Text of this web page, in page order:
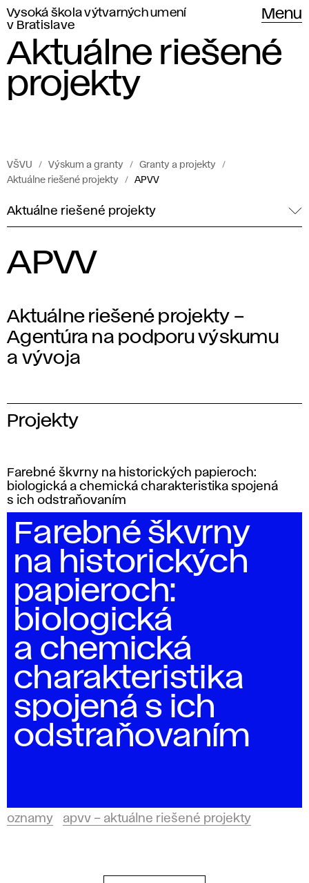
Vysoká škola výtvarných umení
v Bratislave
Menu
Aktuálne riešené
projekty
VŠVU Výskum a granty
Granty a projekty
Aktuálne riešené projekty
APVV
Aktuálne riešené projekty
APVV
Aktuálne riešené projekty –
Agentúra na podporu výskumu
a vývoja
Projekty
Farebné škvrny na historických papieroch:
biologická a chemická charakteristika spojená
s ich odstraňovaním
Farebné škvrny
na historických
papieroch:
biologická
a chemická
charakteristika
spojená s ich
odstraňovaním
oznamy apvv – aktuálne riešené projekty